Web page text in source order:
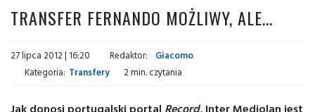
TRANSFER FERNANDO MOŻLIWY, ALE...
27 lipca 2012 | 16:20 Redaktor:
Giacomo
Kategoria: Transfery 2 min. czytania